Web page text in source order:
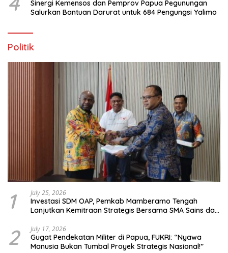
Sinergi Kemensos dan Pemprov Papua Pegunungan
Salurkan Bantuan Darurat untuk 684 Pengungsi Yalimo
Politik
1 July 25, 2026
Investasi SDM OAP, Pemkab Mamberamo Tengah
Lanjutkan Kemitraan Strategis Bersama SMA Sains dan
2 July 17, 2026
Gugat Pendekatan Militer di Papua, FUKRI: “Nyawa
Manusia Bukan Tumbal Proyek Strategis Nasional!”